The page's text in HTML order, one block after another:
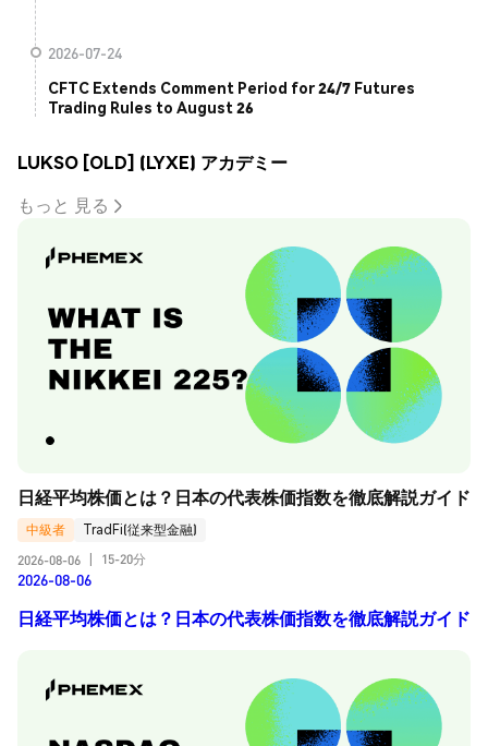
2026-07-24
CFTC Extends Comment Period for 24/7 Futures
Trading Rules to August 26
LUKSO [OLD] (LYXE) アカデミー
もっと 見る
日経平均株価とは？日本の代表株価指数を徹底解説ガイド
中級者
TradFi(従来型金融)
2026-08-06
15-20分
2026-08-06
日経平均株価とは？日本の代表株価指数を徹底解説ガイド